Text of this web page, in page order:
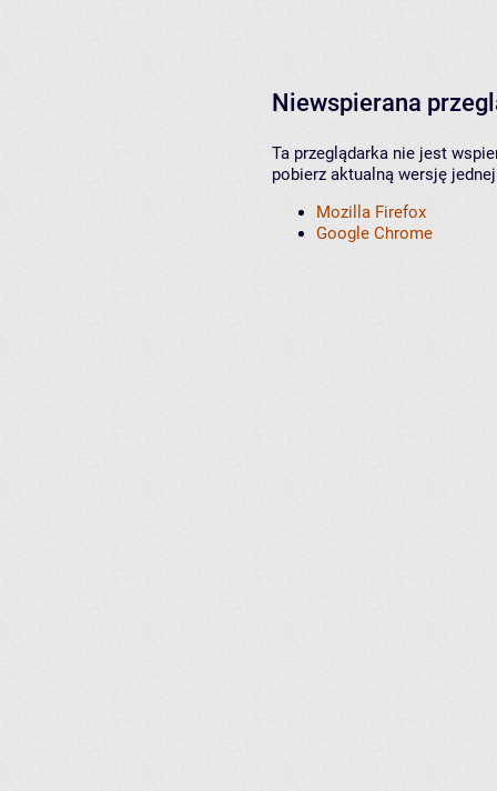
Niewspierana
Ta przeglądarka nie jest
pobierz aktualną wersję
Mozilla Firefox
Google Chrome